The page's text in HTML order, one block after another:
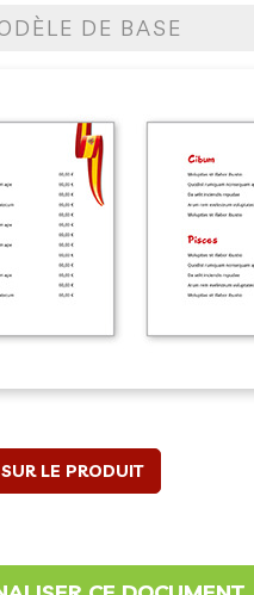
DE BASE
LE PRODUIT